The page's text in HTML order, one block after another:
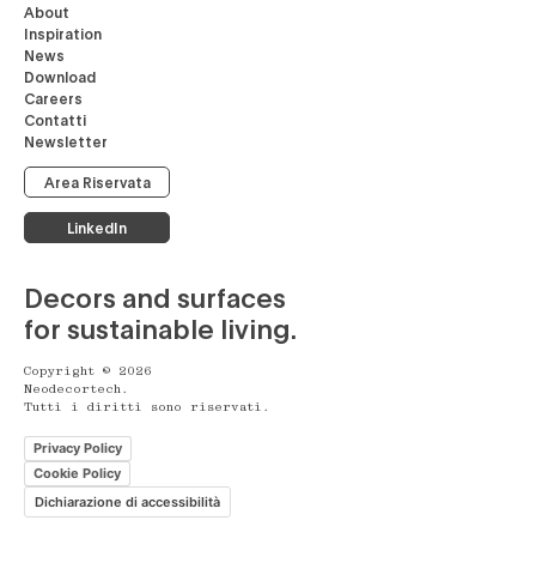
About
Inspiration
News
Download
Careers
Contatti
Newsletter
Area Riservata
LinkedIn
Decors and surfaces
for sustainable living.
Copyright © 2026
Neodecortech.
Tutti i diritti sono riservati.
Privacy Policy
Cookie Policy
Dichiarazione di accessibilità